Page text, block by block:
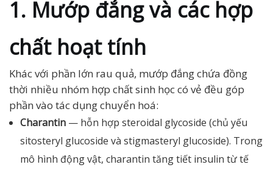
1. Mướp đắng và các hợp
chất hoạt tính
Khác với phần lớn rau quả, mướp đắng chứa đồng
thời nhiều nhóm hợp chất sinh học có vẻ đều góp
phần vào tác dụng chuyển hoá:
Charantin — hỗn hợp steroidal glycoside (chủ yếu
sitosteryl glucoside và stigmasteryl glucoside). Trong
mô hình động vật, charantin tăng tiết insulin từ tế